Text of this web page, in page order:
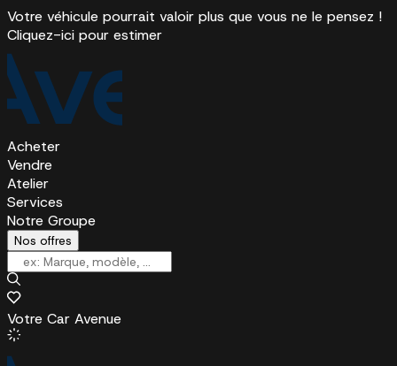
Votre véhicule pourrait valoir plus que vous ne le pensez !
Cliquez-ici pour estimer
Acheter
Vendre
Atelier
Services
Notre Groupe
Nos offres
Votre Car Avenue